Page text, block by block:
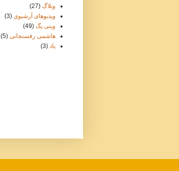
وبلاگ (27)
ویدیوهای آرشیوی (3)
وينی پگ (49)
هاشمی رفسنجانی (5)
یاد (3)